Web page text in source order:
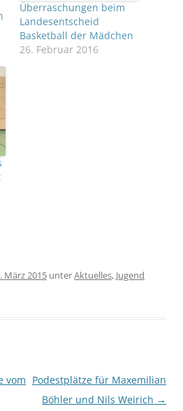
Überraschungen beim
Landesentscheid
Basketball der Mädchen
26. Februar 2016
März 2015 unterAktuelles, Jugend
vom Podestplätze für Maxemilian
Böhler und Nils Weirich →